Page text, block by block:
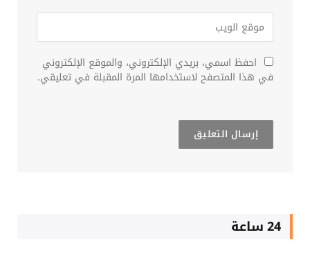
احفظ اسمي، بريدي الإلكتروني، والموقع الإلكتروني
في هذا المتصفح لاستخدامها المرة المقبلة في تعليقي.
24 ساعة